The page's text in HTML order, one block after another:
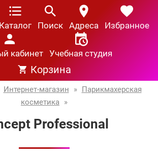
Каталог Поиск Адреса Избранное
кабинет Учебная студия
Корзина
Интернет-магазин » Парикмахерская
косметика »
Professional